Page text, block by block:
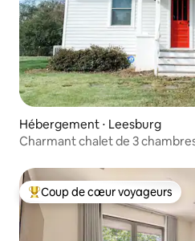
Hébergement ⋅ Leesburg
Charmant chalet de 3
Coups de cœur voyageurs les
Coup de cœur voyageurs